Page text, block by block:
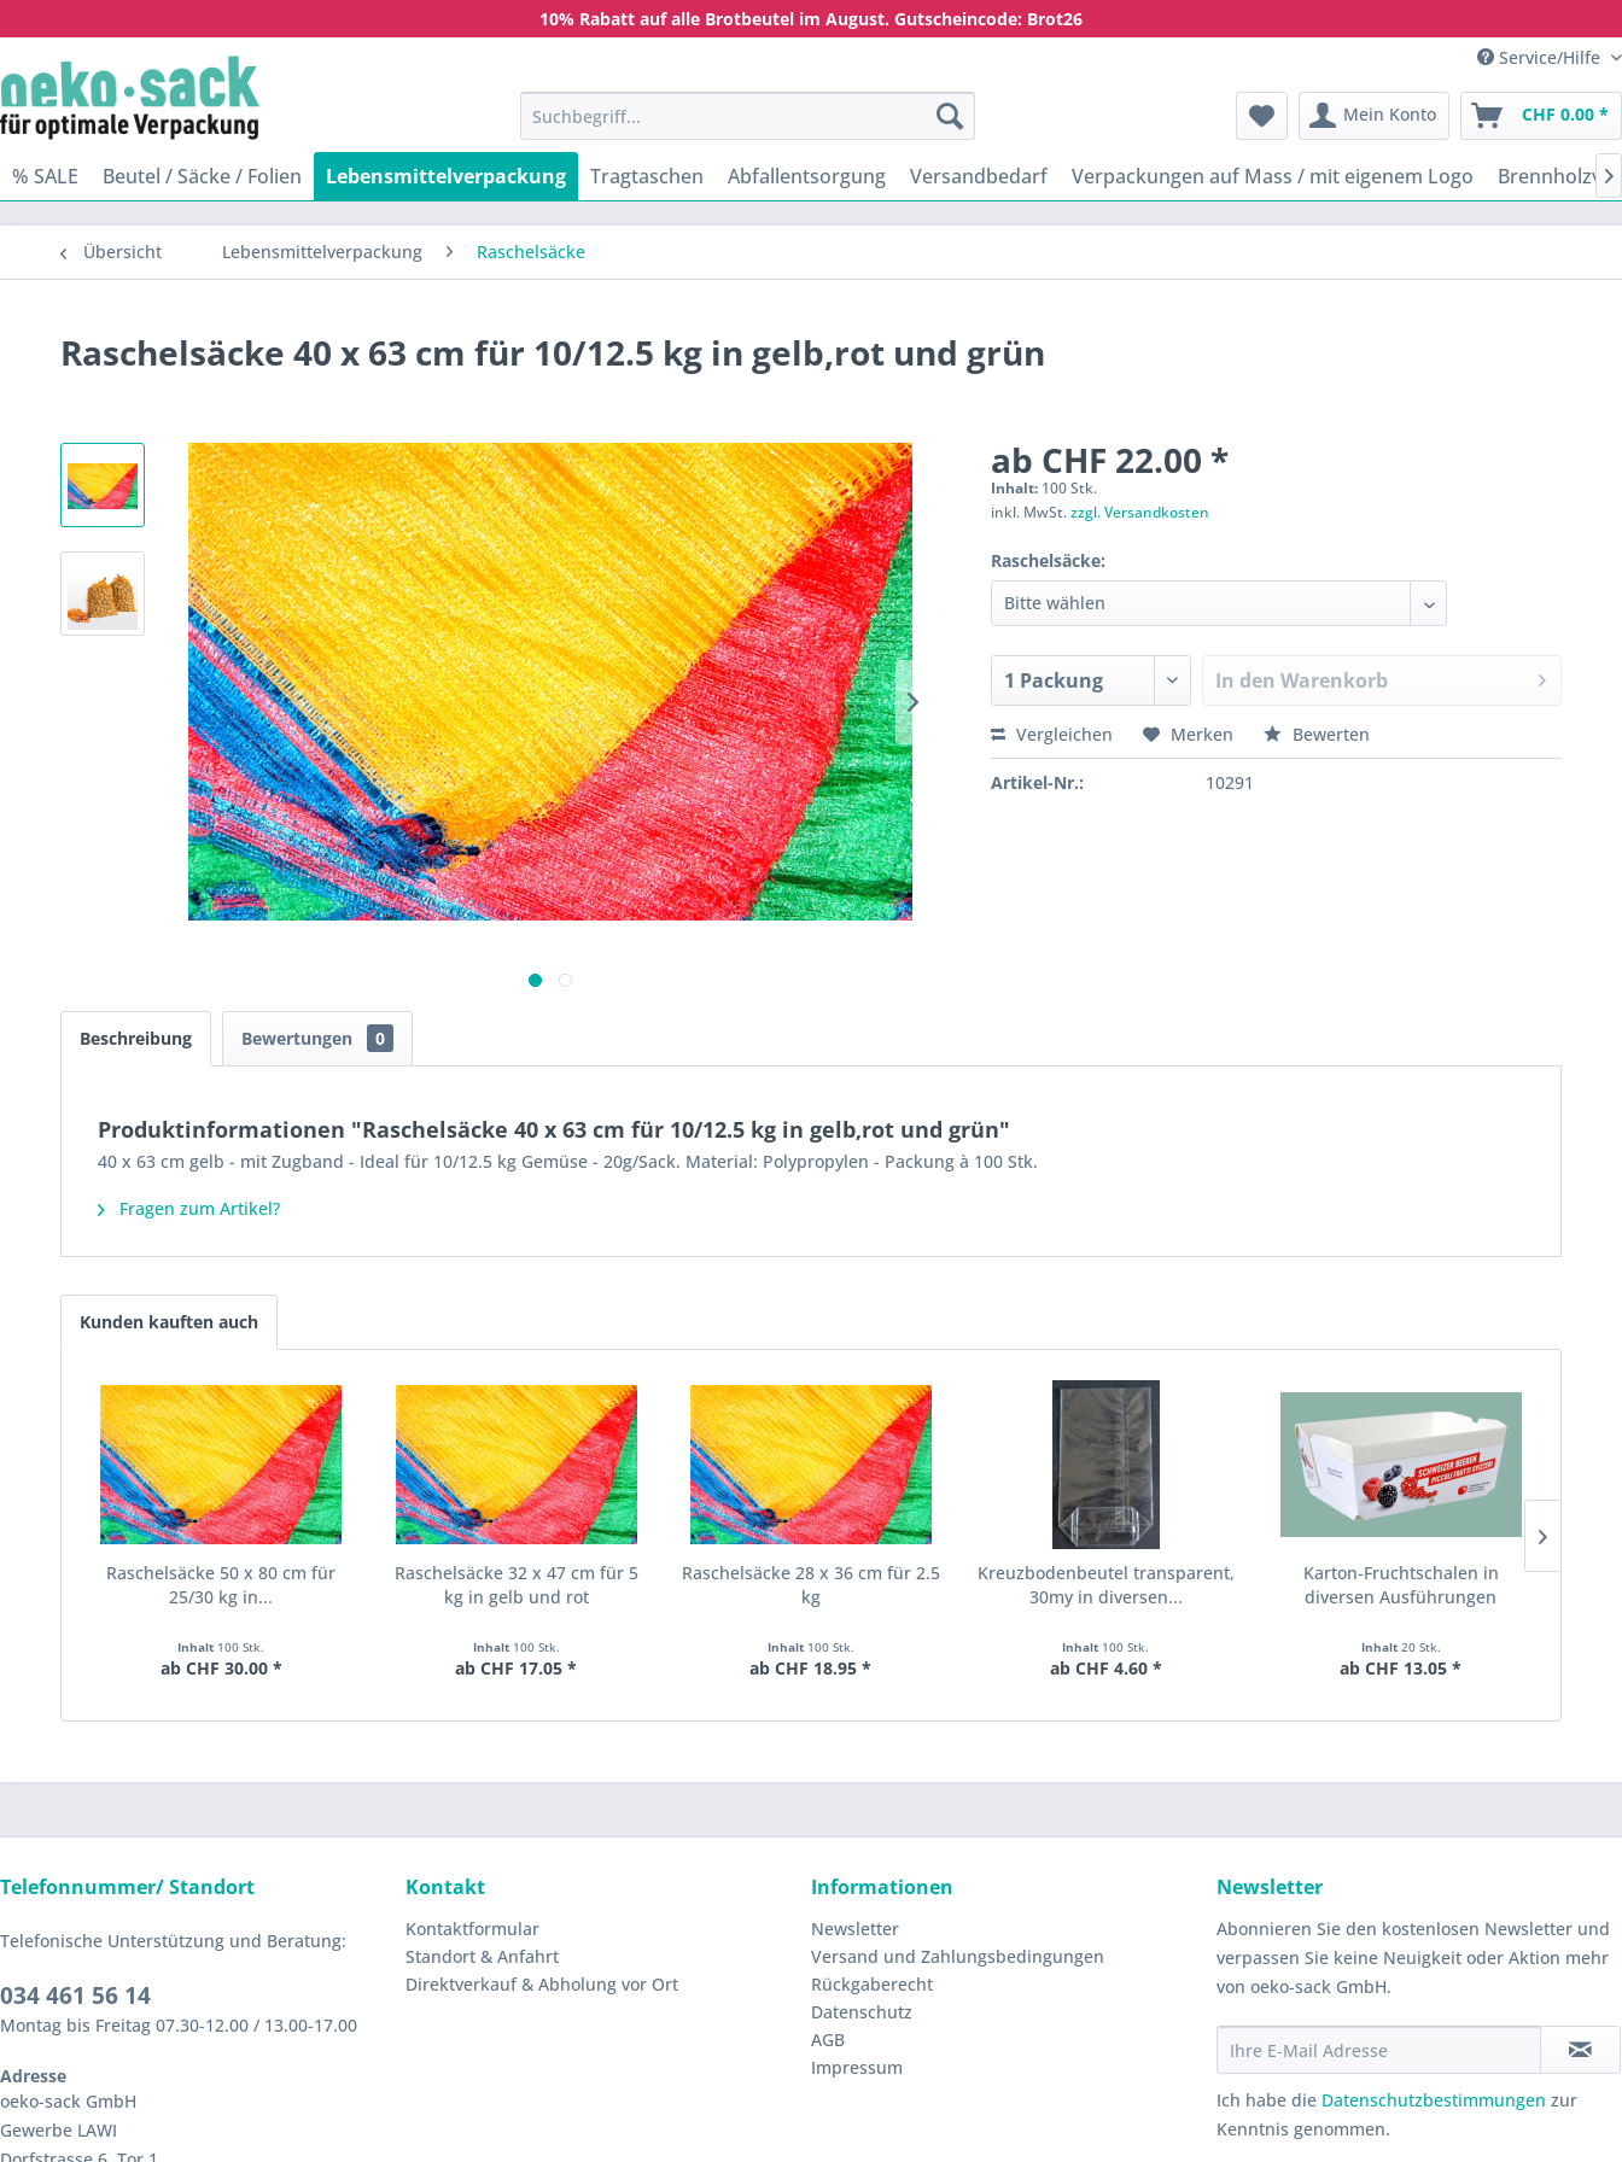
10% Rabatt auf alle Brotbeutel im August. Gutscheincode: Brot26
Service/Hilfe
Mein Konto CHF 0.00 *
% SALE Beutel / Säcke / Folien Lebensmittelverpackung Tragtaschen Abfallentsorgung Versandbedarf Verpackungen auf Mass / mit eigenem Logo 
Übersicht Lebensmittelverpackung Raschelsäcke
Raschelsäcke 40 x 63 cm für 10/12.5 kg in gelb,rot und grün
ab CHF 22.00 *
Inhalt: 100 Stk.
inkl. MwSt.zzgl. Versandkosten
Raschelsäcke:
In den Warenkorb
Vergleichen Merken Bewerten
Artikel-Nr.: 10291
Beschreibung Bewertungen 0
Produktinformationen "Raschelsäcke 40 x 63 cm für 10/12.5 kg in gelb,rot und grün"
40 x 63 cm gelb - mit Zugband - Ideal für 10/12.5 kg Gemüse - 20g/Sack. Material: Polypropylen - Packung à 100 Stk.
Fragen zum Artikel?
Kunden kauften auch
Raschelsäcke 50 x 80 cm für
25/30 kg in...
Inhalt 100 Stk.
ab CHF 30.00 *
Raschelsäcke 32 x 47 cm für 5
kg in gelb und rot
Inhalt 100 Stk.
ab CHF 17.05 *
Raschelsäcke 28 x 36 cm für 2.5
kg
Inhalt 100 Stk.
ab CHF 18.95 *
Kreuzbodenbeutel transparent,
30my in diversen...
Inhalt 100 Stk.
ab CHF 4.60 *
Karton-Fruchtschalen in
diversen Ausführungen
Inhalt 20 Stk.
ab CHF 13.05 *
Telefonnummer/ Standort
Telefonische Unterstützung und Beratung:
034 461 56 14
Montag bis Freitag 07.30-12.00 / 13.00-17.00
Adresse
oeko-sack GmbH
Gewerbe LAWI
Kontakt
Kontaktformular
Standort & Anfahrt
Direktverkauf & Abholung vor Ort
Informationen
Newsletter
Versand und Zahlungsbedingungen
Rückgaberecht
Datenschutz
AGB
Impressum
Newsletter
Abonnieren Sie den kostenlosen Newsletter und
verpassen Sie keine Neuigkeit oder Aktion mehr
von oeko-sack GmbH.
Ich habe die Datenschutzbestimmungen zur
Kenntnis genommen.